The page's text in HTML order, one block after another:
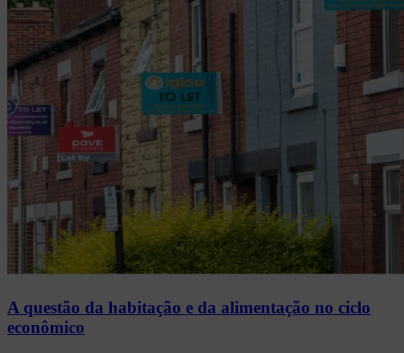
A questão da habitação e da alimentação no ciclo
econômico